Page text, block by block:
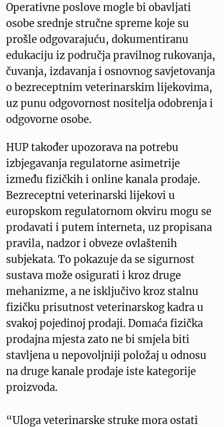
Operativne poslove mogle bi obavljati
osobe srednje stručne spreme koje su
prošle odgovarajuću, dokumentiranu
edukaciju iz područja pravilnog rukovanja,
čuvanja, izdavanja i osnovnog savjetovanja
o bezreceptnim veterinarskim lijekovima,
uz punu odgovornost nositelja odobrenja i
odgovorne osobe.
HUP također upozorava na potrebu
izbjegavanja regulatorne asimetrije
između fizičkih i online kanala prodaje.
Bezreceptni veterinarski lijekovi u
europskom regulatornom okviru mogu se
prodavati i putem interneta, uz propisana
pravila, nadzor i obveze ovlaštenih
subjekata. To pokazuje da se sigurnost
sustava može osigurati i kroz druge
mehanizme, a ne isključivo kroz stalnu
fizičku prisutnost veterinarskog kadra u
svakoj pojedinoj prodaji. Domaća fizička
prodajna mjesta zato ne bi smjela biti
stavljena u nepovoljniji položaj u odnosu
na druge kanale prodaje iste kategorije
proizvoda.
“Uloga veterinarske struke mora ostati